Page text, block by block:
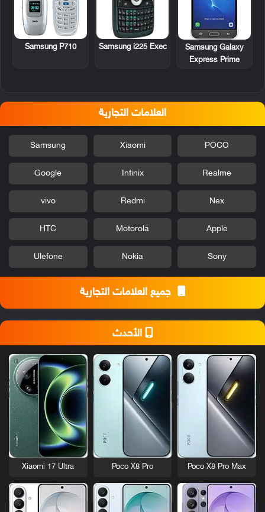
Samsung Galaxy
Express Prime
Samsung i225 Exec
Samsung P710
العلامات التجارية
POCO
Xiaomi
Samsung
Realme
Infinix
Google
Nex
Redmi
vivo
Apple
Motorola
HTC
Sony
Nokia
Ulefone
جميع العلامات التجارية
الأحدث
Poco X8 Pro Max
Poco X8 Pro
Xiaomi 17 Ultra